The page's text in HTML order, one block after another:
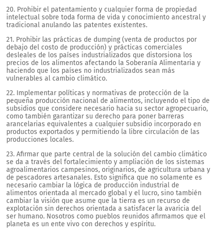
20. Prohibir el patentamiento y cualquier forma de propiedad
intelectual sobre toda forma de vida y conocimiento ancestral y
tradicional anulando las patentes existentes.
21. Prohibir las prácticas de dumping (venta de productos por
debajo del costo de producción) y prácticas comerciales
desleales de los países industrializados que distorsiona los
precios de los alimentos afectando la Soberanía Alimentaria y
haciendo que los países no industrializados sean más
vulnerables al cambio climático.
22. Implementar políticas y normativas de protección de la
pequeña producción nacional de alimentos, incluyendo el tipo de
subsidios que considere necesario hacia su sector agropecuario,
como también garantizar su derecho para poner barreras
arancelarias equivalentes a cualquier subsidio incorporado en
productos exportados y permitiendo la libre circulación de las
producciones locales.
23. Afirmar que parte central de la solución del cambio climático
se da a través del fortalecimiento y ampliación de los sistemas
agroalimentarios campesinos, originarios, de agricultura urbana y
de pescadores artesanales. Esto significa que no solamente es
necesario cambiar la lógica de producción industrial de
alimentos orientada al mercado global y el lucro, sino también
cambiar la visión que asume que la tierra es un recurso de
explotación sin derechos orientada a satisfacer la avaricia del
ser humano. Nosotros como pueblos reunidos afirmamos que el
planeta es un ente vivo con derechos y espíritu.